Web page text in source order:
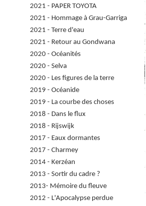
2021 - PAPER TOYOTA
2021 - Hommage à Grau-Garriga
2021 - Terre d'eau
2021 - Retour au Gondwana
2020 - Océanités
2020 - Selva
2020 - Les figures de la terre
2019 - Océanide
2019 - La courbe des choses
2018 - Dans le flux
2018 - Rijswijk
2017 - Eaux dormantes
2017 - Charmey
2014 - Kerzéan
2013 - Sortir du cadre ?
2013- Mémoire du fleuve
2012 - L'Apocalypse perdue